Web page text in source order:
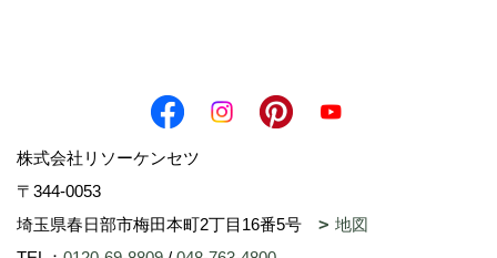
株式会社リソーケンセツ
〒344-0053
埼玉県春日部市梅田本町2丁目16番5号
地図